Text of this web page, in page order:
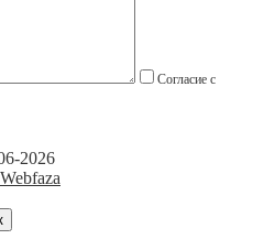
Согласие с
2026